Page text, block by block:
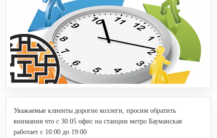
Уважаемые клиенты дорогие коллеги, просим обратить
внимания что с 30.05 офис на станции метро Бауманская
работает с 10:00 до 19:00